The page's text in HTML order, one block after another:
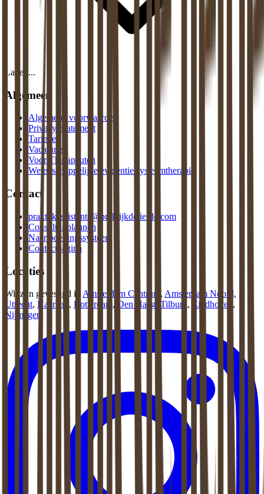
Laden...
Algemeen
Algemene voorwaarden
Privacy Statement
Tarieven
Vacatures
Voor Therapeuten
Wetenschappelijke evidentie systeemtherapie
Contact
praktijkassistente@praktijkdeliefde.com
Consult inplannen
Naar boekingssysteem
Contactpagina
Locaties
Wij zijn gevestigd in Amsterdam Centrum , Amsterdam Noord,
Utrecht, Haarlem , Rotterdam, Den Haag Tilburg, Eindhoven ,
Nijmegen